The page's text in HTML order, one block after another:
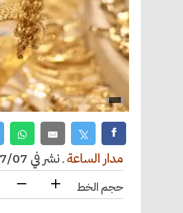
مدار الساعةـنشر في 2026/07/07 الساعة 11:49
حجم الخط